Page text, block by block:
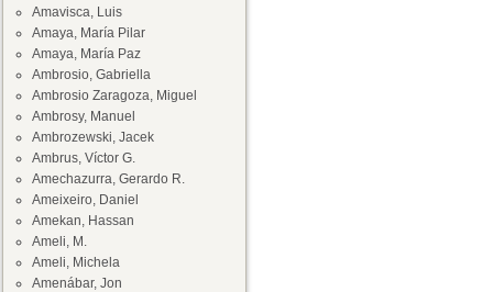
Amavisca, Luis
Amaya, María Pilar
Amaya, María Paz
Ambrosio, Gabriella
Ambrosio Zaragoza, Miguel
Ambrosy, Manuel
Ambrozewski, Jacek
Ambrus, Víctor G.
Amechazurra, Gerardo R.
Ameixeiro, Daniel
Amekan, Hassan
Ameli, M.
Ameli, Michela
Amenábar, Jon